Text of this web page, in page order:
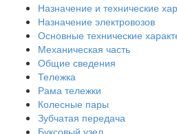
Назначение и технические
Назначение электровозов
Основные технические
Механическая часть
Общие сведения
Тележка
Рама тележки
Колесные пары
Зубчатая передача
Буксовый узел